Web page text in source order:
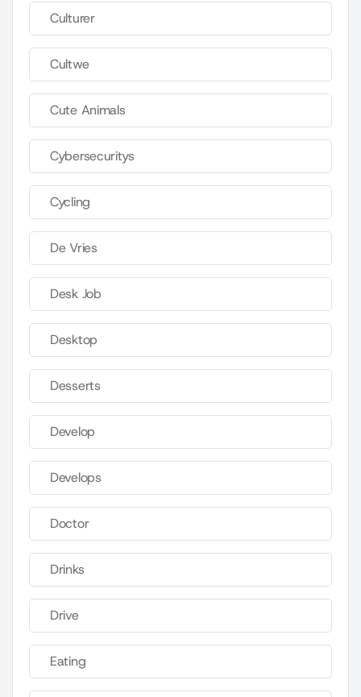
Culturer
Cultwe
Cute Animals
Cybersecuritys
Cycling
De Vries
Desk Job
Desktop
Desserts
Develop
Develops
Doctor
Drinks
Drive
Eating